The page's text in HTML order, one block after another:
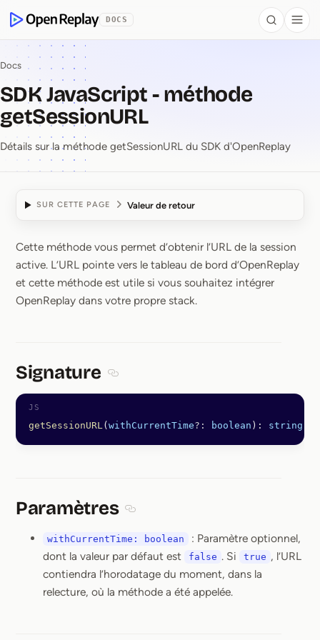
OpenReplay
DOCS Search
Docs
SDK JavaScript - méthode
getSessionURL
Détails sur la méthode getSessionURL du SDK d'OpenReplay
SUR CETTE PAGE Valeur de retour
SDK JavaScript ⁠-⁠
Cette méthode vous permet d’obtenir l’URL de la session
active. L’URL pointe vers le tableau de bord d’OpenReplay
et cette méthode est utile si vous souhaitez intégrer
OpenReplay dans votre propre stack.
Signature
getSessionURL( withCurrentTime?: boolean ): string
Paramètres
withCurrentTime: boolean
: Paramètre optionnel,
dont la valeur par défaut est
false . Si true , l’URL
contiendra l’horodatage du moment, dans la
relecture, où la méthode a été appelée.